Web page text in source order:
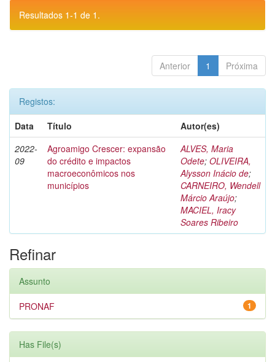
Resultados 1-1 de 1.
Anterior 1 Próxima
Registos:
Data
Título
Autor(es)
2022-
09
Agroamigo Crescer: expansão
do crédito e impactos
macroeconômicos nos
municípios
ALVES, Maria
Odete; OLIVEIRA,
Alysson Inácio de;
CARNEIRO, Wendell
Márcio Araújo;
MACIEL, Iracy
Soares Ribeiro
Refinar
Assunto
1
PRONAF
Has File(s)